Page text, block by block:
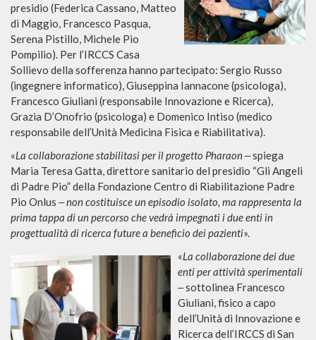
presidio (Federica Cassano, Matteo
di Maggio, Francesco Pasqua,
Serena Pistillo, Michele Pio
Pompilio). Per l’IRCCS Casa
Sollievo della sofferenza hanno partecipato: Sergio Russo
(ingegnere informatico), Giuseppina Iannacone (psicologa),
Francesco Giuliani (responsabile Innovazione e Ricerca),
Grazia D’Onofrio (psicologa) e Domenico Intiso (medico
responsabile dell’Unità Medicina Fisica e Riabilitativa).
«La collaborazione stabilitasi per il progetto Pharaon‒ spiega
Maria Teresa Gatta, direttore sanitario del presidio “Gli Angeli
di Padre Pio” della Fondazione Centro di Riabilitazione Padre
Pio Onlus ‒non costituisce un episodio isolato, ma rappresenta la
prima tappa di un percorso che vedrà impegnati i due enti in
progettualità di ricerca future a beneficio dei pazienti».
«La collaborazione dei due
enti per attività sperimentali
‒ sottolinea Francesco
Giuliani, fisico a capo
dell’Unità di Innovazione e
Ricerca dell’IRCCS di San